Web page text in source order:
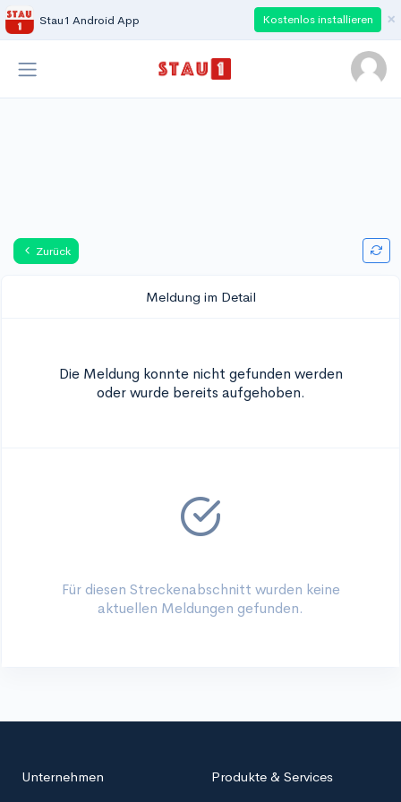
Stau1 Android App Kostenlos installieren ×
Zurück
Meldung im Detail
Die Meldung konnte nicht gefunden werden
oder wurde bereits aufgehoben.
Für diesen Streckenabschnitt wurden keine
aktuellen Meldungen gefunden.
Unternehmen
Produkte & Services